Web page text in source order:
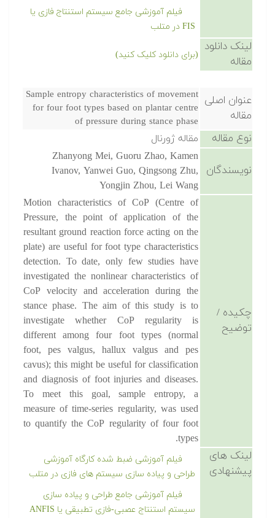
فیلم آموزشی جامع سیستم استنتاج فازی
یا FIS در متلب
لینک دانلود
مقاله
(برای دانلود کلیک کنید)
عنوان اصلی
مقاله
Sample entropy characteristics of movement
for four foot types based on plantar centre
of pressure during stance phase
نوع مقاله مقاله ژورنال
نویسندگان
Zhanyong Mei, Guoru Zhao, Kamen
Ivanov, Yanwei Guo, Qingsong Zhu,
Yongjin Zhou, Lei Wang
چکیده /
توضیح
Motion characteristics of CoP (Centre of
Pressure, the point of application of the
resultant ground reaction force acting on the
plate) are useful for foot type characteristics
detection. To date, only few studies have
investigated the nonlinear characteristics of
CoP velocity and acceleration during the
stance phase. The aim of this study is to
investigate whether CoP regularity is
different among four foot types (normal
foot, pes valgus, hallux valgus and pes
cavus); this might be useful for classification
and diagnosis of foot injuries and diseases.
To meet this goal, sample entropy, a
measure of time-series regularity, was used
to quantify the CoP regularity of four foot
types.
لینک های
پیشنهادی
فیلم آموزشی ضبط شده کارگاه آموزشی
طراحی و پیاده سازی سیستم های فازی در متلب
فیلم آموزشی جامع طراحی و پیاده سازی
سیستم استنتاج عصبی-فازی تطبیقی یا ANFIS